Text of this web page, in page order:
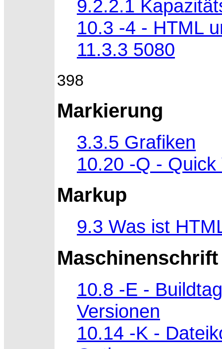
9.2.2.1
10.3 -4 - HTML
11.3.3 5080
398
Markierung
3.3.5 Grafiken
10.20 -Q -
Markup
9.3 Was ist
Maschinenschrift
10.8 -E -
Versionen
10.14 -K -